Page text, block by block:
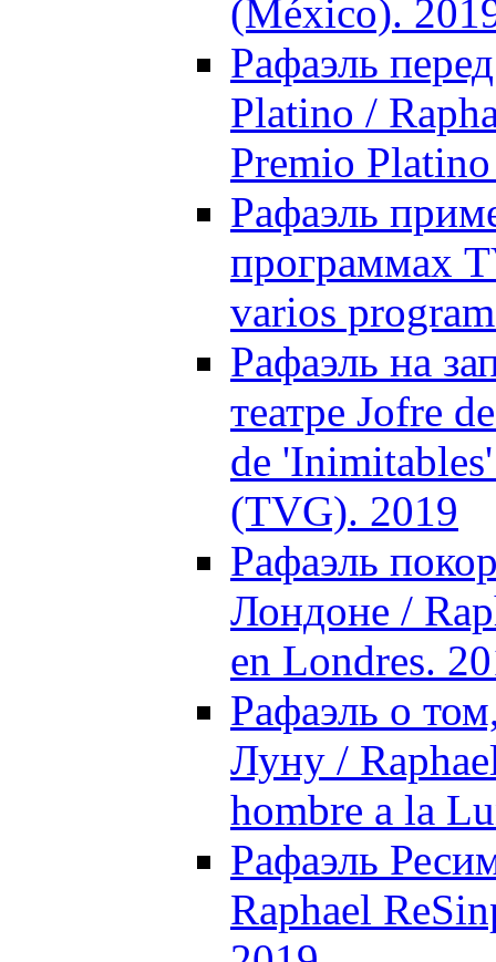
(México).
Рафаэль
Platino /
Premio
Рафаэль
программах
varios
Рафаэль на
театре Jofre
de
(TVG). 2019
Рафаэль
Лондоне /
en Londres.
Рафаэль о
Луну /
hombre a la
Рафаэль
Raphael